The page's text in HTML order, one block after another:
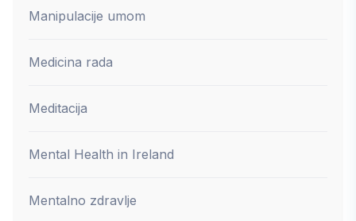
Manipulacije umom
Medicina rada
Meditacija
Mental Health in Ireland
Mentalno zdravlje